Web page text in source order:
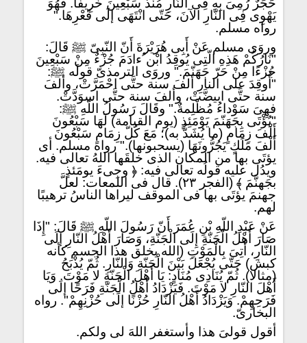
حَجَرٌ رُمِىَ بِهِ فِى النّارِ مُنْذُ سَبْعِينَ خَرِيفًا. فَهُوَ
يَهْوِى فِى النّارِ الآنَ، حَتّى انْتَهَى إلَى قَعْرِهَا."
رواه مسلم.
وروَى مسلم عَنْ أَبِى هُرَيْرَةَ أَنّ النّبِىّ ﷺ قَالَ:
"نَارُكُمْ هَذِهِ الّتِى يُوقِدُ ابْن ُءادَمَ جُزْءٌ مِنْ سَبْعِينَ
جُزْءًا مِنْ حَرّ جَهَنّمَ." وروَى الترمذىّ قولَه ﷺ:
"أُوقِدَ على النارِ ألفَ سنة حتَّى احْمَرَّتْ، وألفَ
سنة حتَّى ابيضَّتْ، وألفَ سنة حتَّى اسوَدَّتْ.
فهِىَ سَوْداءُ مُظْلِمةٌ." وقَالَ رَسُولُ اللّهِ ﷺ:
"يُؤْتَى بِجَهَنّمَ يَوْمَئِذٍ (يوم القيامة) لَهَا سَبْعُونَ
أَلْفَ زِمَامٍ (ما يُشَدُّ به)؛ مَعَ كُلّ زِمَامٍ سَبْعُونَ
أَلْفَ مَلَكٍ يَجُرُّونَهَا (يسحبونها)." رواه مسلم. أى
يؤتَى بها من المكان الذى خلقَها اللهُ تعالى فيه.
ويدُل عليه قولُه تعالى فيه: ﴿ وجِىءَ يومَئذٍ
بجَهنَّمَ ﴾ (الفجر ٢٣). قال فى اللمعات: لعلَّ
جهنمَ يؤتَى بها فى الموقف ليراها الناسُ ترهيبًا
لهم.
عَنْ عَبْدِ اللّهِ بْنِ عُمَرَ أَنّ رَسُولَ اللّهِ ﷺ قَالَ: "إِذَا
صَارَ أَهْلُ الْجَنّةِ إِلَى الْجَنّةِ، وَصَارَ أَهْلُ النّارِ إلَى
النّارِ، أُتِىَ بِالْمَوْتِ (الله يخلق هذا الجسم كأنه
كبش) حَتّى يُجْعَلَ بَيْنَ الْجَنّةِ وَالنّارِ. ثُمّ يُذْبَحُ
(مثالا). ثُمّ يُنَادِى مُنَادٍ: يَا أَهْلَ الْجَنّةِ لا مَوْتَ. وَيَا
أَهْلَ النّارِ لا مَوْتَ. فَيَزْدَادُ أَهْلُ الْجَنّةِ فَرَحًا إلَى
فَرَحِهِمْ. وَيَزْدَادُ أَهْلُ النّارِ حُزْنًا إلَى حُزْنِهِمْ". رواه
البخارىّ.
أقول قولىَ هذا وأستغفر اللهَ لى ولكم.